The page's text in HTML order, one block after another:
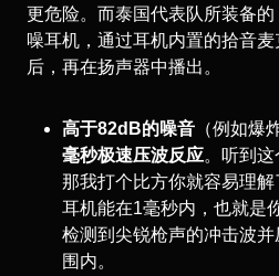
更危险。而泰国代表队所装备的
噪耳机，通过耳机内置的拾音
后，再在扬声器中播出。
高于82dB的噪音 （例如爆
毫秒极速压波反应。听到这
那我打个比方你就容易理解
耳机能在1毫秒内，也就是
检测到尖锐枪声的冲击波
围内。